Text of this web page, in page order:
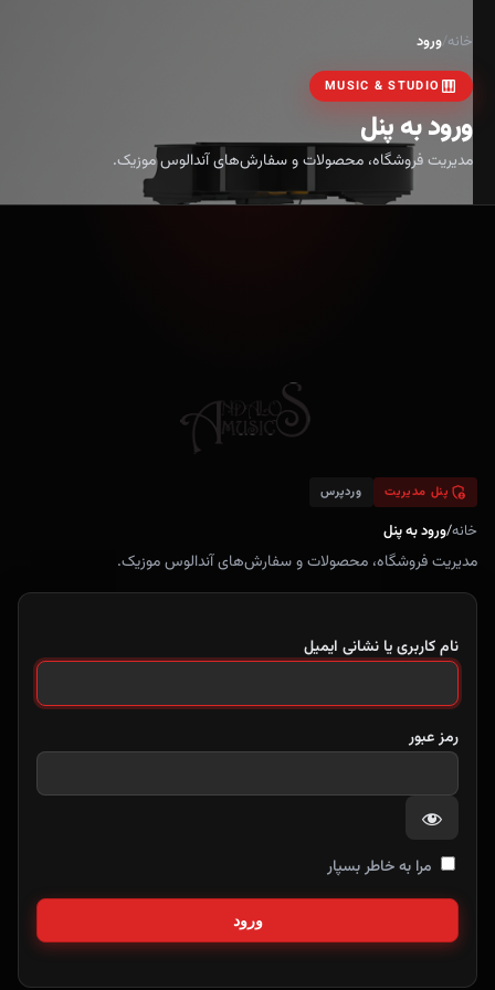
خانه/ورود
PIANO
MUSIC & STUDIO
ورود به پنل
مدیریت فروشگاه، محصولات و سفارش‌های آندالوس موزیک.
ADMIN_PANEL_SETTINGS پنل مدیریت وردپرس
خانه/ورود به پنل
مدیریت فروشگاه، محصولات و سفارش‌های آندالوس موزیک.
نام کاربری یا نشانی ایمیل
رمز عبور
مرا به خاطر بسپار